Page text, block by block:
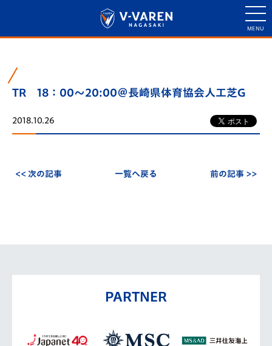
TR 18：00～20:00＠長崎県体育協会人工芝G
2018.10.26
<< 次の記事 一覧へ戻る 前の記事 >>
PARTNER